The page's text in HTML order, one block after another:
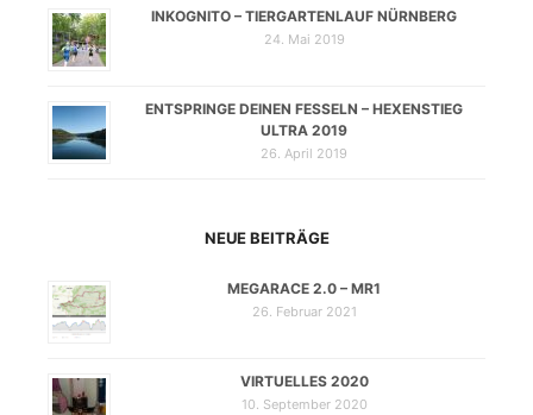
INKOGNITO – TIERGARTENLAUF NÜRNBERG
24. Mai 2019
ENTSPRINGE DEINEN FESSELN – HEXENSTIEG
ULTRA 2019
26. April 2019
NEUE BEITRÄGE
MEGARACE 2.0 – MR1
26. Februar 2021
VIRTUELLES 2020
10. September 2020